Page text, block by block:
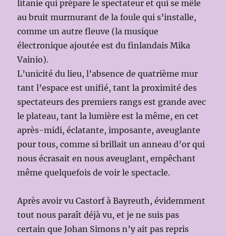
litanie qui prépare le spectateur et qui se mêle
au bruit murmurant de la foule qui s’installe,
comme un autre fleuve (la musique
électronique ajoutée est du finlandais Mika
Vainio).
L’unicité du lieu, l’absence de quatrième mur
tant l’espace est unifié, tant la proximité des
spectateurs des premiers rangs est grande avec
le plateau, tant la lumière est la même, en cet
après-midi, éclatante, imposante, aveuglante
pour tous, comme si brillait un anneau d’or qui
nous écrasait en nous aveuglant, empêchant
même quelquefois de voir le spectacle.
Après avoir vu Castorf à Bayreuth, évidemment
tout nous paraît déjà vu, et je ne suis pas
certain que Johan Simons n’y ait pas repris